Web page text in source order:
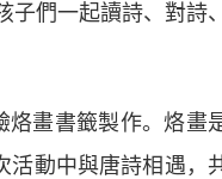
們一起讀詩、對詩、
畫書籤製作。烙畫
活動中與唐詩相遇，